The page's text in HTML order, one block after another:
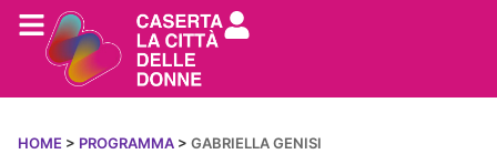
HOME > PROGRAMMA > GABRIELLA GENISI